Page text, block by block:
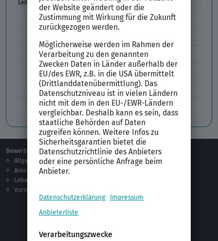
Lebenslauf
Lebenslauf Aufbau und Inhalt
Lebenslauf Englisch Résumé
Lücken im Lebenslauf
Tabellarischer Lebenslauf
Professionelles Bewerbungsfoto
Bewerben
Allgemeines
Anschreiben
Lebenslauf
Vorstellungsgespräch
Berufsorientierung
Ausbildung
Jobprofile